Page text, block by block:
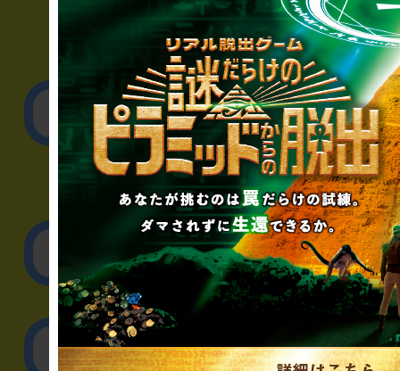
▼一般のお客様
公演内容、チケット
▼企業／法人の方
リアル脱出ゲーム制作
取材に関するお